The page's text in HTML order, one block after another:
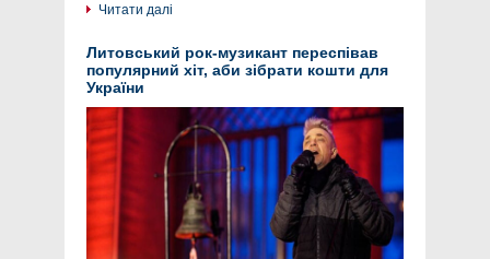
Читати далі
Литовський рок-музикант переспівав
популярний хіт, аби зібрати кошти для
України